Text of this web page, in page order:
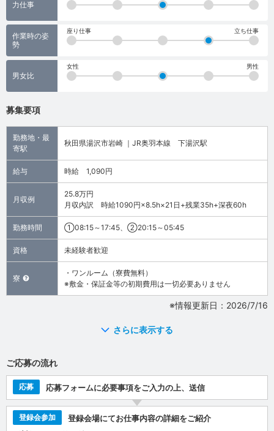
力仕事
作業時の姿
勢
座り仕事 立ち仕事
男女比
女性 男性
募集要項
勤務地・最
寄駅
秋田県湯沢市岩崎 ｜JR奥羽本線 下湯沢駅
給与 時給 1,090円
月収例
25.8万円
月収内訳 時給1090円×8.5h×21日+残業35h+深夜60h
勤務時間 ①08:15～17:45、②20:15～05:45
資格 未経験者歓迎
寮
・ワンルーム（寮費無料）
※敷金・保証金等の初期費用は一切必要ありません
※情報更新日：2026/7/16
さらに表示する
ご応募の流れ
応募 応募フォームに必要事項をご入力の上、送信
登録会参加 登録会場にてお仕事内容の詳細をご紹介